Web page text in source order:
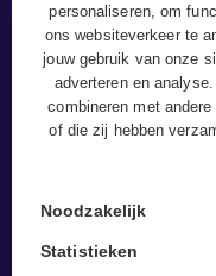
personaliseren, om
ons websiteverkeer te
jouw gebruik van onze
adverteren en
combineren met
of die zij hebben
Noodzakelijk
Statistieken
kamagra kopen
viagra kopen online
Fitness